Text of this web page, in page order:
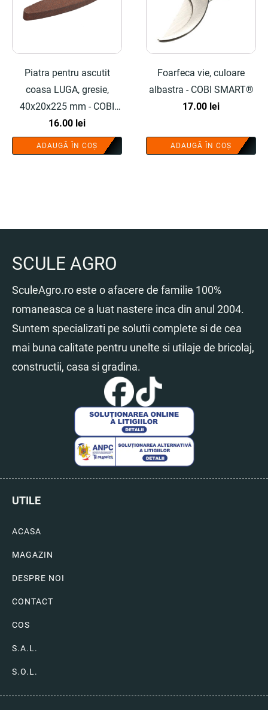
Piatra pentru ascutit
coasa LUGA, gresie,
40x20x225 mm - COBI
SMART®
16.00 lei
ADAUGĂ ÎN COȘ
Foarfeca vie, culoare
albastra - COBI SMART®
17.00 lei
ADAUGĂ ÎN COȘ
SCULE AGRO
SculeAgro.ro este o afacere de familie 100%
romaneasca ce a luat nastere inca din anul 2004.
Suntem specializati pe solutii complete si de cea
mai buna calitate pentru unelte si utilaje de bricolaj,
constructii, casa si gradina.
UTILE
ACASA
MAGAZIN
DESPRE NOI
CONTACT
COS
S.A.L.
S.O.L.